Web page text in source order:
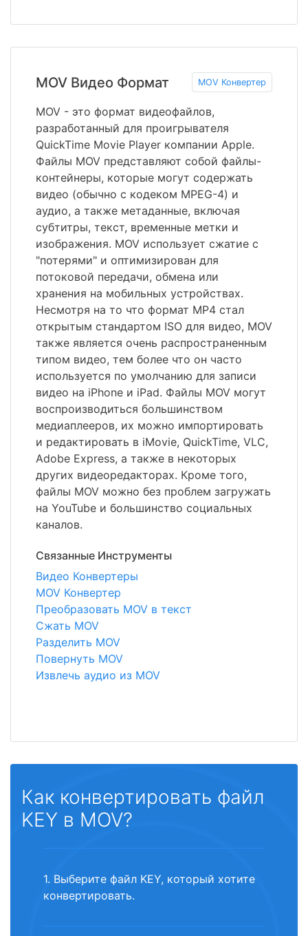
MOV Видео Формат MOV Конвертер
MOV - это формат видеофайлов,
разработанный для проигрывателя
QuickTime Movie Player компании Apple.
Файлы MOV представляют собой файлы-
контейнеры, которые могут содержать
видео (обычно с кодеком MPEG-4) и
аудио, а также метаданные, включая
субтитры, текст, временные метки и
изображения. MOV использует сжатие с
"потерями" и оптимизирован для
потоковой передачи, обмена или
хранения на мобильных устройствах.
Несмотря на то что формат MP4 стал
открытым стандартом ISO для видео, MOV
также является очень распространенным
типом видео, тем более что он часто
используется по умолчанию для записи
видео на iPhone и iPad. Файлы MOV могут
воспроизводиться большинством
медиаплееров, их можно импортировать
и редактировать в iMovie, QuickTime, VLC,
Adobe Express, а также в некоторых
других видеоредакторах. Кроме того,
файлы MOV можно без проблем загружать
на YouTube и большинство социальных
каналов.
Связанные Инструменты
Видео Конвертеры
MOV Конвертер
Преобразовать MOV в текст
Сжать MOV
Разделить MOV
Повернуть MOV
Извлечь аудио из MOV
Как конвертировать файл
KEY в MOV?
1. Выберите файл KEY, который хотите
конвертировать.